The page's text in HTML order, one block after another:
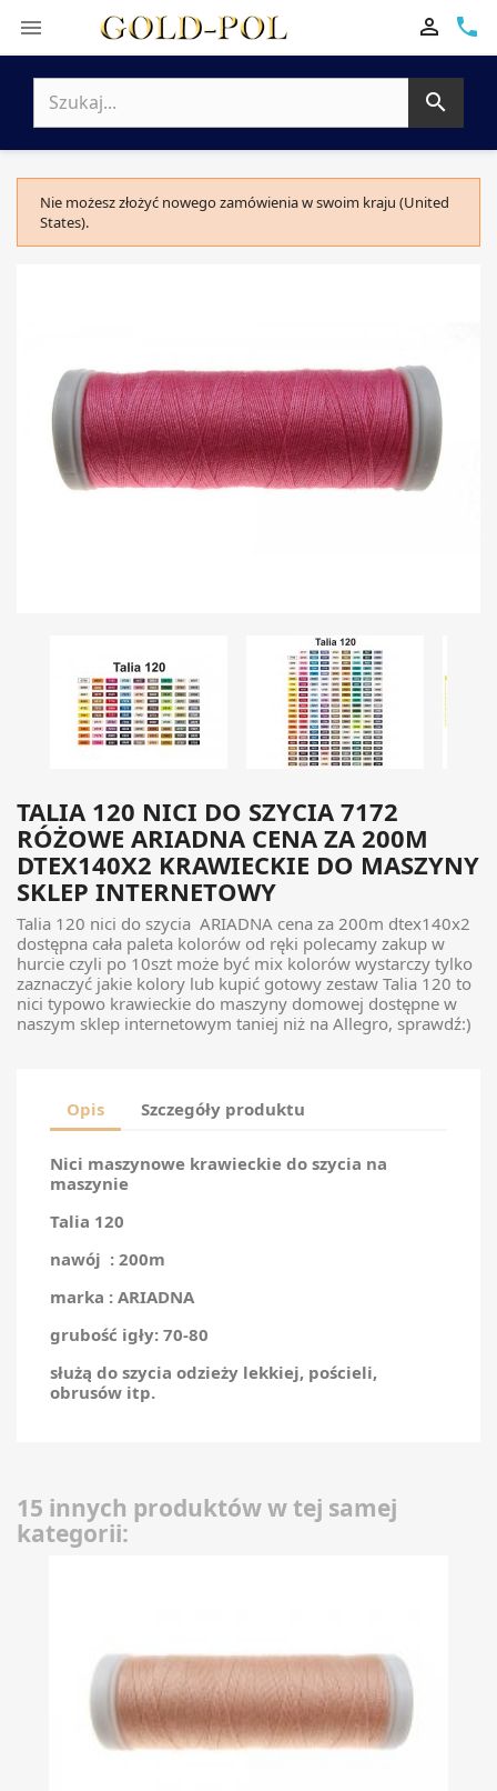
 phone


Nie możesz złożyć nowego zamówienia w swoim kraju (United
States).
TALIA 120 NICI DO SZYCIA 7172
RÓŻOWE ARIADNA CENA ZA 200M
DTEX140X2 KRAWIECKIE DO MASZYNY
SKLEP INTERNETOWY
Talia 120 nici do szycia ARIADNA cena za 200m dtex140x2
dostępna cała paleta kolorów od ręki polecamy zakup w
hurcie czyli po 10szt może być mix kolorów wystarczy tylko
zaznaczyć jakie kolory lub kupić gotowy zestaw Talia 120 to
nici typowo krawieckie do maszyny domowej dostępne w
naszym sklep internetowym taniej niż na Allegro, sprawdź:)
Opis Szczegóły produktu
Nici maszynowe krawieckie do szycia na
maszynie
Talia 120
nawój : 200m
marka : ARIADNA
grubość igły: 70-80
służą do szycia odzieży lekkiej, pościeli,
obrusów itp.
15 innych produktów w tej samej
kategorii: